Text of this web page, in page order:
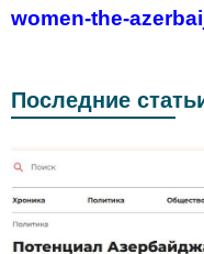
women-the-
Последние